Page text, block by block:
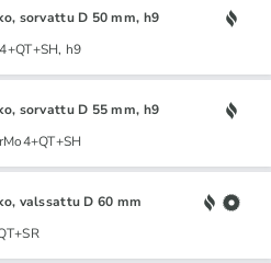
sorvattu D 50 mm, h9
h9
sorvattu D 55 mm, h9
valssattu D 60 mm